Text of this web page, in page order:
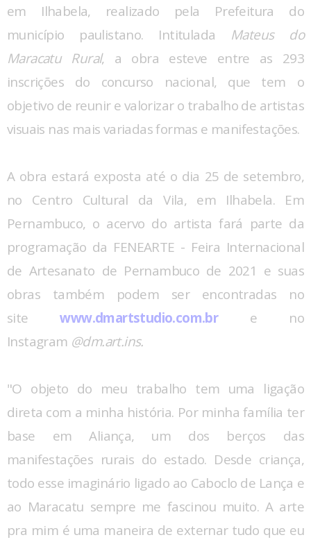
em Ilhabela, realizado pela Prefeitura do
município paulistano. Intitulada Mateus do
Maracatu Rural, a obra esteve entre as 293
inscrições do concurso nacional, que tem o
objetivo de reunir e valorizar o trabalho de artistas
visuais nas mais variadas formas e manifestações.
A obra estará exposta até o dia 25 de setembro,
no Centro Cultural da Vila, em Ilhabela. Em
Pernambuco, o acervo do artista fará parte da
programação da FENEARTE - Feira Internacional
de Artesanato de Pernambuco de 2021 e suas
obras também podem ser encontradas no
sitewww.dmartstudio.com.bre no
Instagram @dm.art.ins.
"O objeto do meu trabalho tem uma ligação
direta com a minha história. Por minha família ter
base em Aliança, um dos berços das
manifestações rurais do estado. Desde criança,
todo esse imaginário ligado ao Caboclo de Lança e
ao Maracatu sempre me fascinou muito. A arte
pra mim é uma maneira de externar tudo que eu